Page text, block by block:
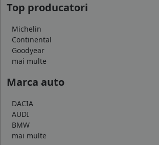
Top producatori
Michelin
Continental
Goodyear
mai multe
Marca auto
DACIA
AUDI
BMW
mai multe